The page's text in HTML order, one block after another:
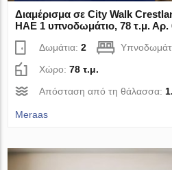
Διαμέρισμα σε City Walk
ΗΑΕ 1 υπνοδωμάτιο, 78 τ.μ. Αρ.
Δωμάτια:2
Χώρο:78 τ.μ.
Απόσταση από τη θάλασσα:
Meraas